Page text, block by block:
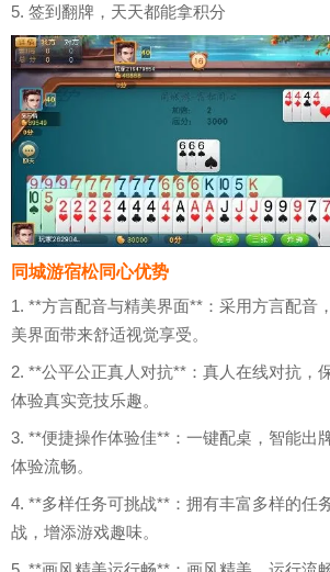
5. 签到翻牌，天天都能拿积分
同城游宿松同心优势
1. **方言配音与精美界面**：采用方言配音
美界面带来舒适视觉享受。
2. **公平公正真人对抗**：真人在线对抗，
体验真实竞技乐趣。
3. **便捷操作体验佳**：一键配桌，智能出
体验流畅。
4. **多样任务可挑战**：拥有丰富多样的任
战，增添游戏趣味。